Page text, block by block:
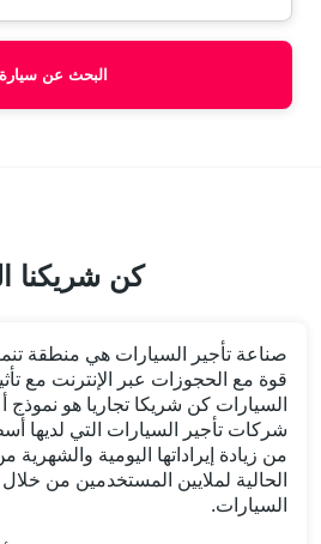
البحث عن سيارة
كن شريكنا
صناعة تأجير السيارات هي منطقة
قوة مع الحجوزات عبر الإنترنت مع
السيارات كن شريكا تجاريا هو
شركات تأجير السيارات التي لديها
من زيادة إيراداتها اليومية والشهرية
الحالية لملايين المستخدمين من خلال
السيارات.